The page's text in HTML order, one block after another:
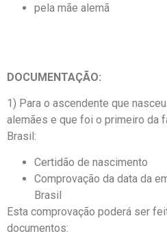
pela mãe alemã
DOCUMENTAÇÃO:
1) Para o ascendente que
alemães e que foi o primeiro da
Brasil:
Certidão de nascimento
Comprovação da data da
Brasil
Esta comprovação poderá ser
documentos: